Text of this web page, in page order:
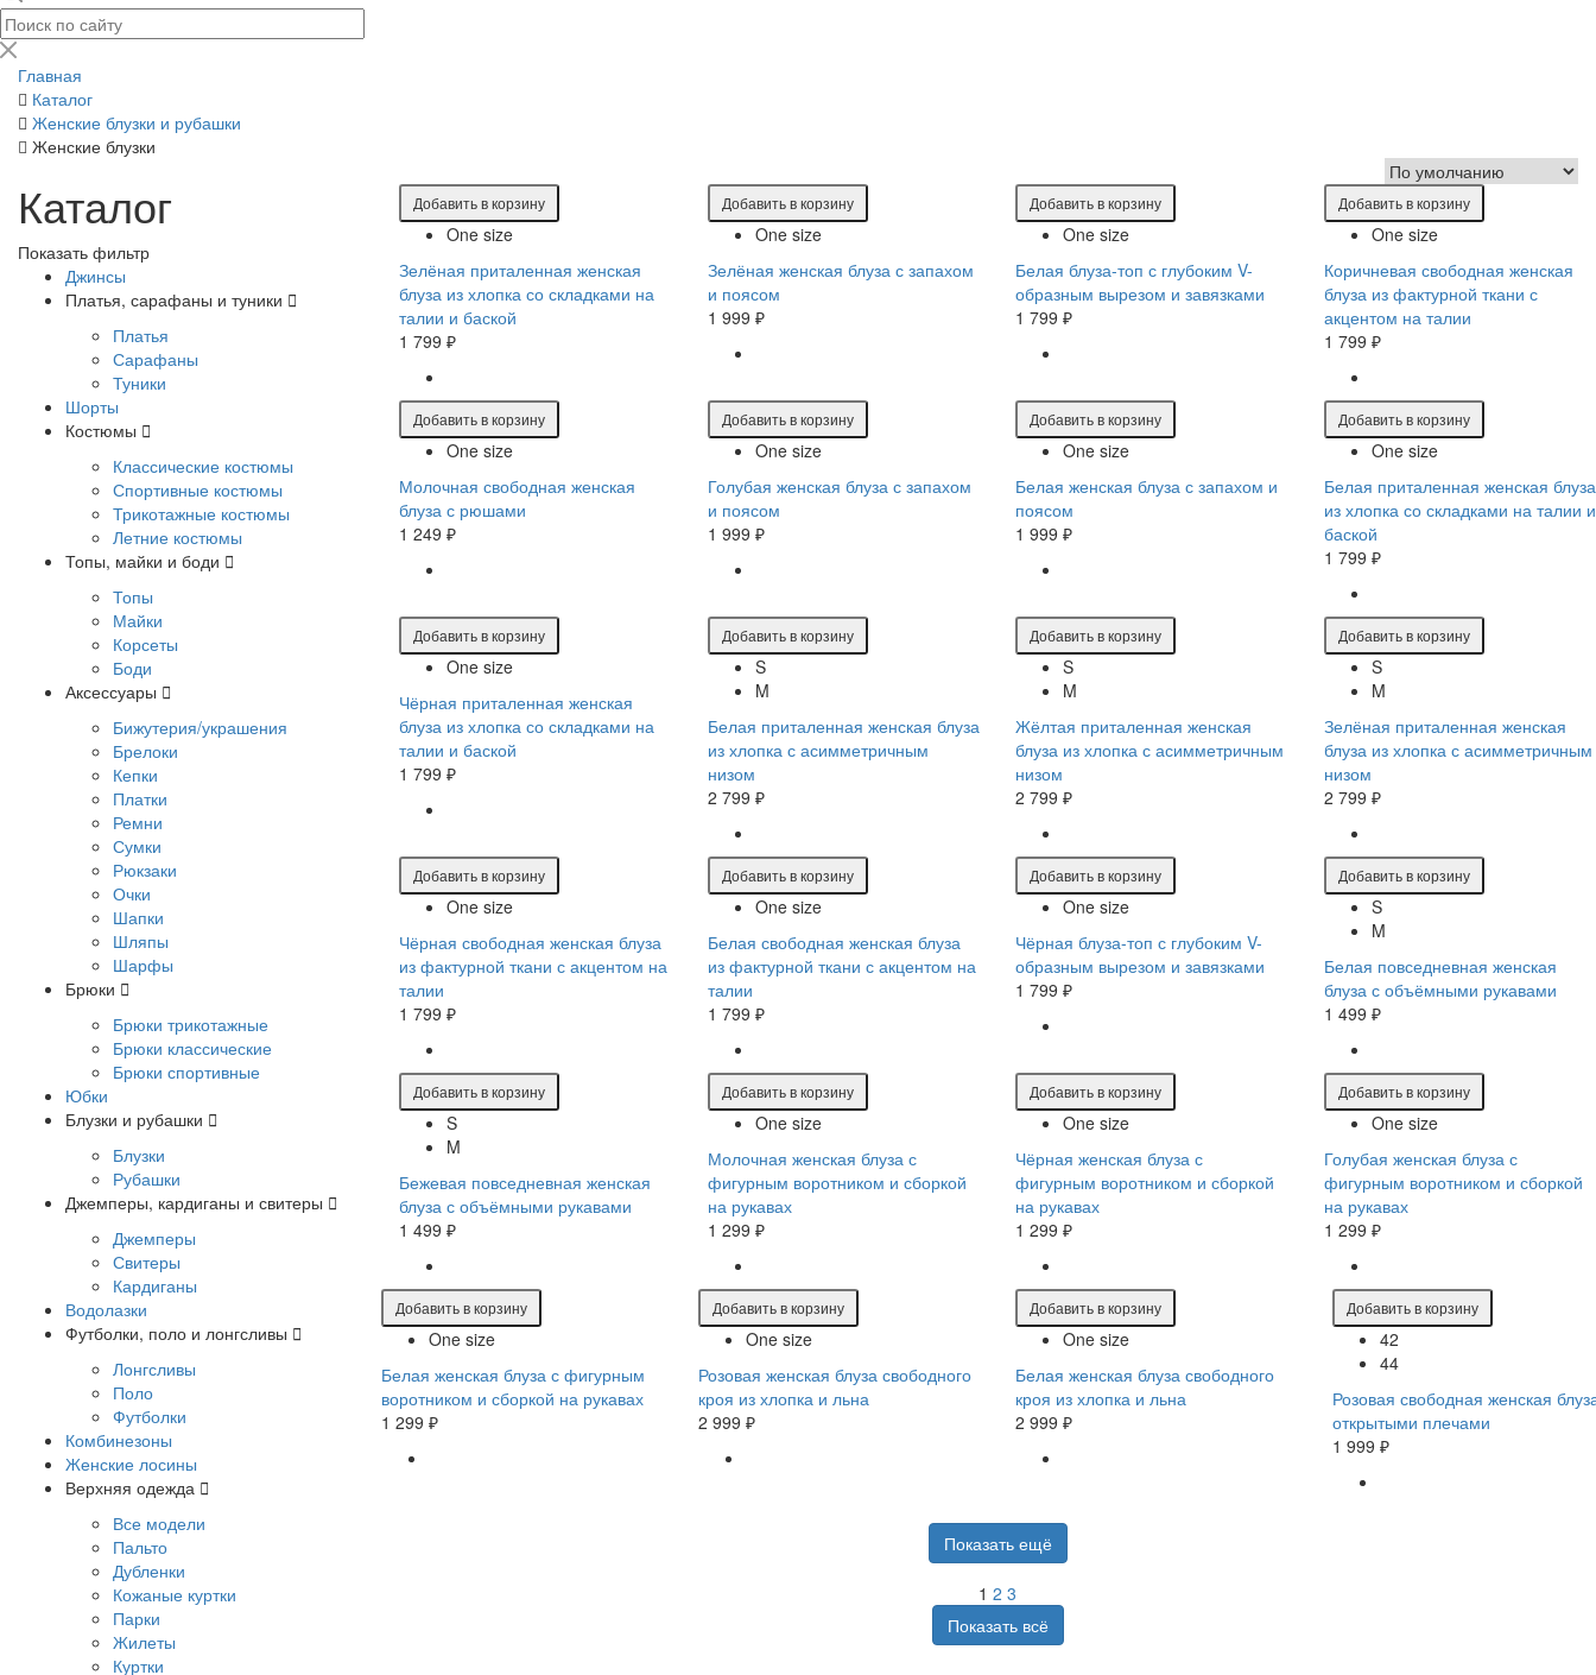
Главная
Каталог
Женские блузки и рубашки
Женские блузки
Каталог
Показать фильтр
Джинсы
Платья, сарафаны и туники
Платья
Сарафаны
Туники
Шорты
Костюмы
Классические костюмы
Спортивные костюмы
Трикотажные костюмы
Летние костюмы
Топы, майки и боди
Топы
Майки
Корсеты
Боди
Аксессуары
Бижутерия/украшения
Брелоки
Кепки
Платки
Ремни
Сумки
Рюкзаки
Очки
Шапки
Шляпы
Шарфы
Брюки
Брюки трикотажные
Брюки классические
Брюки спортивные
Юбки
Блузки и рубашки
Блузки
Рубашки
Джемперы, кардиганы и свитеры
Джемперы
Свитеры
Кардиганы
Водолазки
Футболки, поло и лонгсливы
Лонгсливы
Поло
Футболки
Комбинезоны
Женские лосины
Верхняя одежда
Все модели
Пальто
Дубленки
Кожаные куртки
Парки
Жилеты
Куртки
Добавить в корзину
One size
Зелёная приталенная женская
блуза из хлопка со складками на
талии и баской
1 799 ₽
Добавить в корзину
One size
Зелёная женская блуза с запахом
и поясом
1 999 ₽
Добавить в корзину
One size
Белая блуза-топ с глубоким V-
образным вырезом и завязками
1 799 ₽
Добавить в корзину
One size
Коричневая свободная женская
блуза из фактурной ткани с
акцентом на талии
1 799 ₽
Добавить в корзину
One size
Молочная свободная женская
блуза с рюшами
1 249 ₽
Добавить в корзину
One size
Голубая женская блуза с запахом
и поясом
1 999 ₽
Добавить в корзину
One size
Белая женская блуза с запахом и
поясом
1 999 ₽
Добавить в корзину
One size
Белая приталенная женская блуза
из хлопка со складками на талии и
баской
1 799 ₽
Добавить в корзину
One size
Чёрная приталенная женская
блуза из хлопка со складками на
талии и баской
1 799 ₽
Добавить в корзину
S
M
Белая приталенная женская блуза
из хлопка с асимметричным
низом
2 799 ₽
Добавить в корзину
S
M
Жёлтая приталенная женская
блуза из хлопка с асимметричным
низом
2 799 ₽
Добавить в корзину
S
M
Зелёная приталенная женская
блуза из хлопка с асимметричным
низом
2 799 ₽
Добавить в корзину
One size
Чёрная свободная женская блуза
из фактурной ткани с акцентом на
талии
1 799 ₽
Добавить в корзину
One size
Белая свободная женская блуза
из фактурной ткани с акцентом на
талии
1 799 ₽
Добавить в корзину
One size
Чёрная блуза-топ с глубоким V-
образным вырезом и завязками
1 799 ₽
Добавить в корзину
S
M
Белая повседневная женская
блуза с объёмными рукавами
1 499 ₽
Добавить в корзину
S
M
Бежевая повседневная женская
блуза с объёмными рукавами
1 499 ₽
Добавить в корзину
One size
Молочная женская блуза с
фигурным воротником и сборкой
на рукавах
1 299 ₽
Добавить в корзину
One size
Чёрная женская блуза с
фигурным воротником и сборкой
на рукавах
1 299 ₽
Добавить в корзину
One size
Голубая женская блуза с
фигурным воротником и сборкой
на рукавах
1 299 ₽
Добавить в корзину
One size
Белая женская блуза с фигурным
воротником и сборкой на рукавах
1 299 ₽
Добавить в корзину
One size
Розовая женская блуза свободного
кроя из хлопка и льна
2 999 ₽
Добавить в корзину
One size
Белая женская блуза свободного
кроя из хлопка и льна
2 999 ₽
Добавить в корзину
42
44
Розовая свободная женская
открытыми плечами
1 999 ₽
Показать ещё
1 2 3
Показать всё